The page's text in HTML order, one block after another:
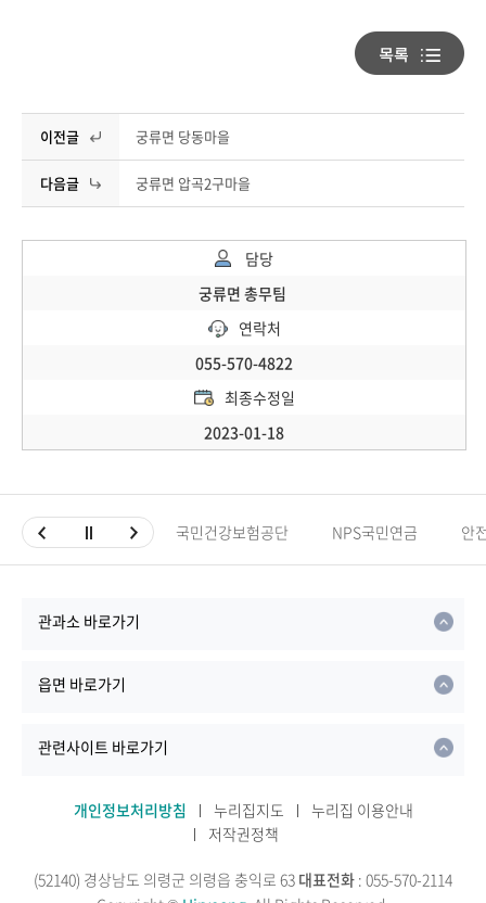
이전글 궁류면 당동마을
다음글 궁류면 압곡2구마을
담당
궁류면 총무팀
연락처
055-570-4822
최종수정일
2023-01-18
국민건강보험공단 NPS국민연금 안
관과소 바로가기
읍면 바로가기
관련사이트 바로가기
개인정보처리방침 누리집지도
누리집 이용안내
저작권정책
(52140) 경상남도 의령군 의령읍 충익로 63 대표전화 : 055-570-2114